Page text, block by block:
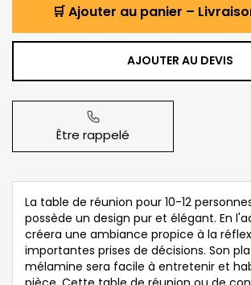
🛒 Ajouter au panier –
AJOUTER AU DEVIS
Être rappelé
La table de réunion pour 10-12
possède un design pur et élégant. En
créera une ambiance propice à la
importantes prises de décisions. Son
mélamine sera facile à entretenir et